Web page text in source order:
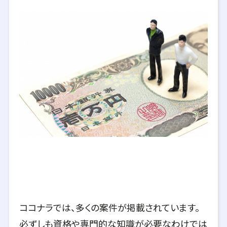
ココナラでは、多くの案件が掲載されています。
必ずしも資格や専門的な知識が必要なわけでは